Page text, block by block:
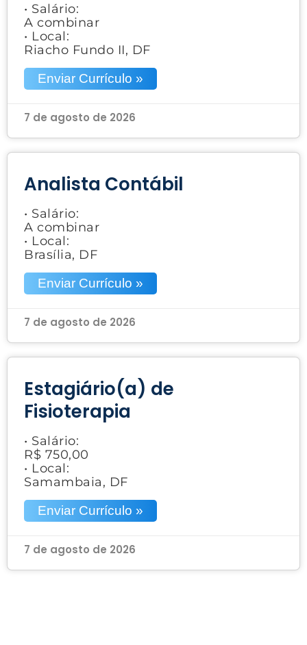
• Salário:
A combinar
• Local:
Riacho Fundo II, DF
Enviar Currículo »
7 de agosto de 2026
Analista Contábil
• Salário:
A combinar
• Local:
Brasília, DF
Enviar Currículo »
7 de agosto de 2026
Estagiário(a) de
Fisioterapia
• Salário:
R$ 750,00
• Local:
Samambaia, DF
Enviar Currículo »
7 de agosto de 2026